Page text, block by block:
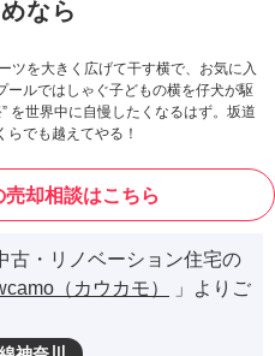
なら
ツを大きく広げて干す横で、お気に入
ールではしゃぐ子どもの横を仔犬が駆
を世界中に自慢したくなるはず。坂道
でも越えてやる！
却相談はこちら
古・リノベーション住宅の
（カウカモ）
」よりご